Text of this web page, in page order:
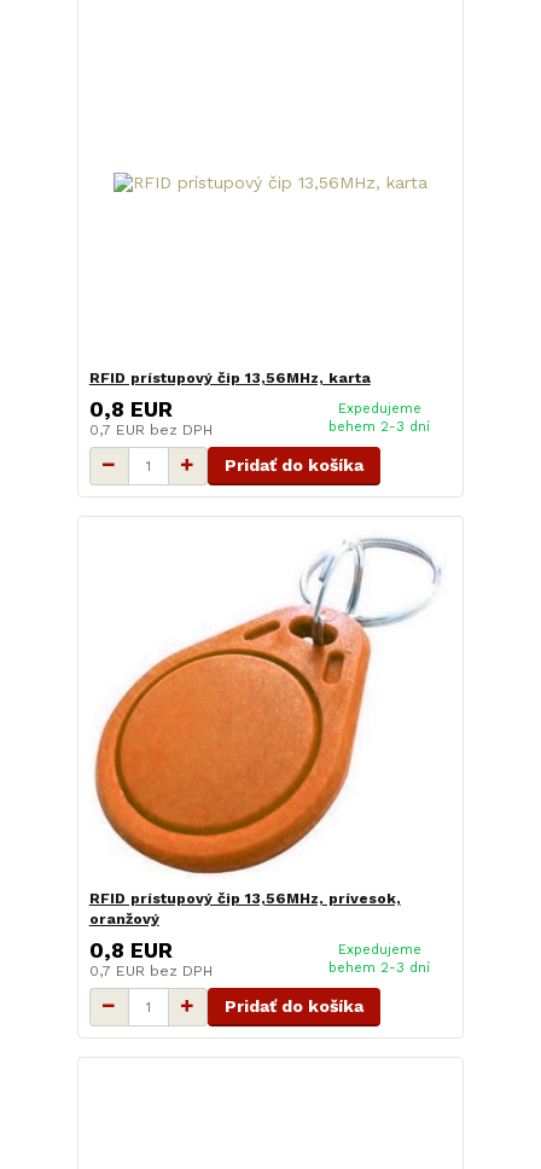
RFID prístupový čip 13,56MHz, karta
0,8 EUR
0,7 EUR bez DPH
Expedujeme
behem 2-3 dní
Pridať do košíka
RFID prístupový čip 13,56MHz, prívesok,
oranžový
0,8 EUR
0,7 EUR bez DPH
Expedujeme
behem 2-3 dní
Pridať do košíka